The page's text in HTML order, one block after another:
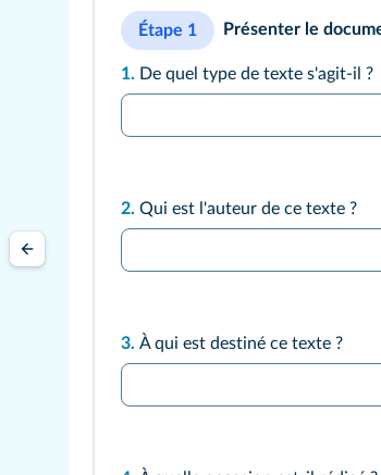
Étape 1 Présenter le
1. De quel type de texte s'agit-il ?
2. Qui est l'auteur de ce texte ?
3. À qui est destiné ce texte ?